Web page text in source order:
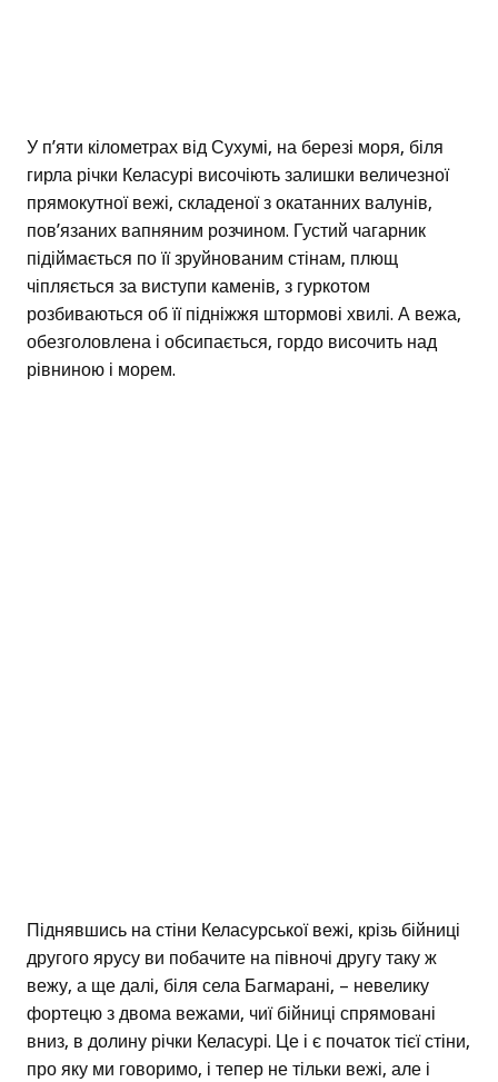
У п’яти кілометрах від Сухумі, на березі моря, біля
гирла річки Келасурі височіють залишки величезної
прямокутної вежі, складеної з окатанних валунів,
пов’язаних вапняним розчином. Густий чагарник
підіймається по її зруйнованим стінам, плющ
чіпляється за виступи каменів, з гуркотом
розбиваються об її підніжжя штормові хвилі. А вежа,
обезголовлена і обсипається, гордо височить над
рівниною і морем.
Піднявшись на стіни Келасурської вежі, крізь бійниці
другого ярусу ви побачите на півночі другу таку ж
вежу, а ще далі, біля села Багмарані, – невелику
фортецю з двома вежами, чиї бійниці спрямовані
вниз, в долину річки Келасурі. Це і є початок тієї стіни,
про яку ми говоримо, і тепер не тільки вежі, але і